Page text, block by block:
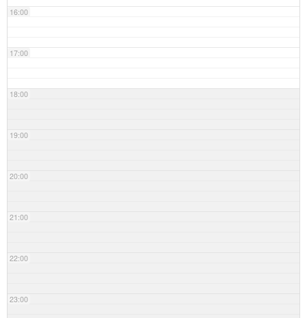
16:00
17:00
18:00
19:00
20:00
21:00
22:00
23:00